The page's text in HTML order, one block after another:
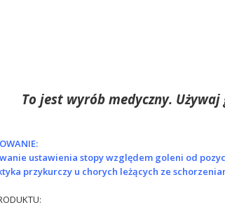
To jest wyrób medyczny.
ustawienia stopy względem goleni od
przykurczy u chorych leżących ze